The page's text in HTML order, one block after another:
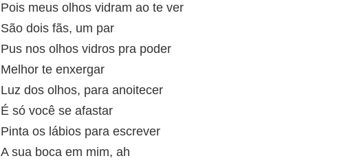
Pois meus olhos vidram ao te ver
São dois fãs, um par
Pus nos olhos vidros pra poder
Melhor te enxergar
Luz dos olhos, para anoitecer
É só você se afastar
Pinta os lábios para escrever
A sua boca em mim, ah